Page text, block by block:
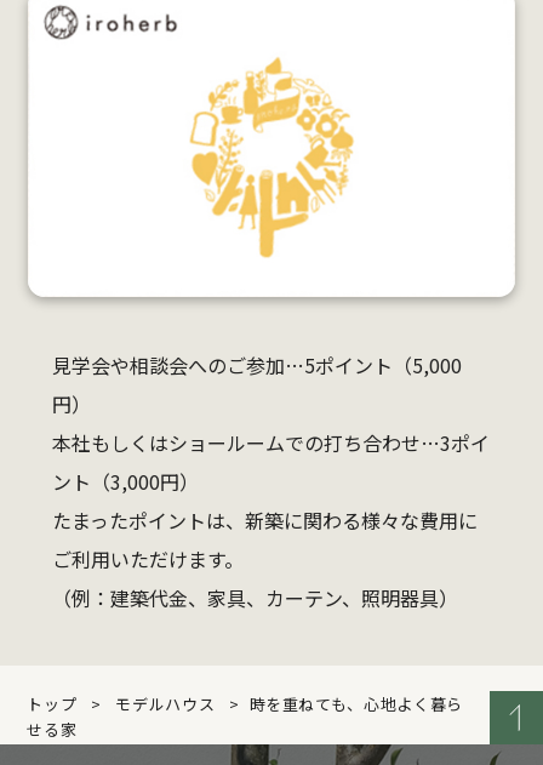
見学会や相談会へのご参加…5ポイント（5,000
円）
本社もしくはショールームでの打ち合わせ…3ポイ
ント（3,000円）
たまったポイントは、新築に関わる様々な費用に
ご利用いただけます。
（例：建築代金、家具、カーテン、照明器具）
トップ モデルハウス
時を重ねても、心地よく暮ら
せる家